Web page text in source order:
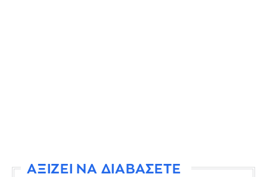
ΑΞΙΖΕΙ ΝΑ ΔΙΑΒΑΣΕΤΕ